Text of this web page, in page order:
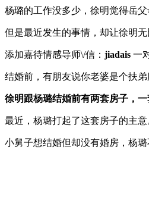
杨璐的工作没多少，徐明觉得岳
但是最近发生的事情，却让徐明无
添加嘉待情感导师\/信： jiadais 一
结婚前，有朋友说你老婆是个扶
徐明跟杨璐结婚前有两套房子，
最近，杨璐打起了这套房子的主意
小舅子想结婚但却没有婚房，杨